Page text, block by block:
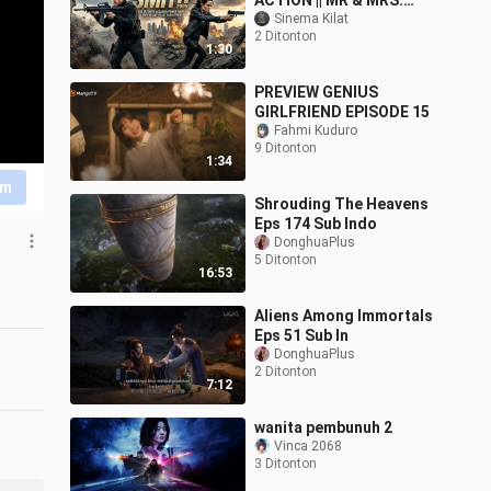
1:30
SMITH
Sinema Kilat
2 Ditonton
1:34
PREVIEW GENIUS
GIRLFRIEND EPISODE 15
Fahmi Kuduro
9 Ditonton
16:53
Shrouding The Heavens
Eps 174 Sub Indo
DonghuaPlus
5 Ditonton
7:12
Aliens Among Immortals
Eps 51 Sub In
DonghuaPlus
2 Ditonton
wanita pembunuh 2
Vinca 2068
3 Ditonton